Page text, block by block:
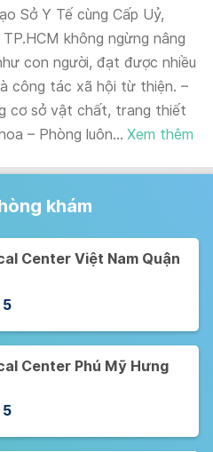
Sở Y Tế cùng Cấp Uỷ,
không ngừng nâng
con người, đạt được nhiều
công tác xã hội từ thiện. –
cơ sở vật chất, trang thiết
– Phòng luôn... Xem thêm
khám
Center Việt Nam Quận
5
Center Phú Mỹ Hưng
5